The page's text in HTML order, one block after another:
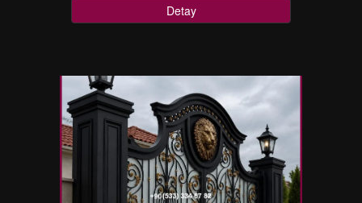
Detay